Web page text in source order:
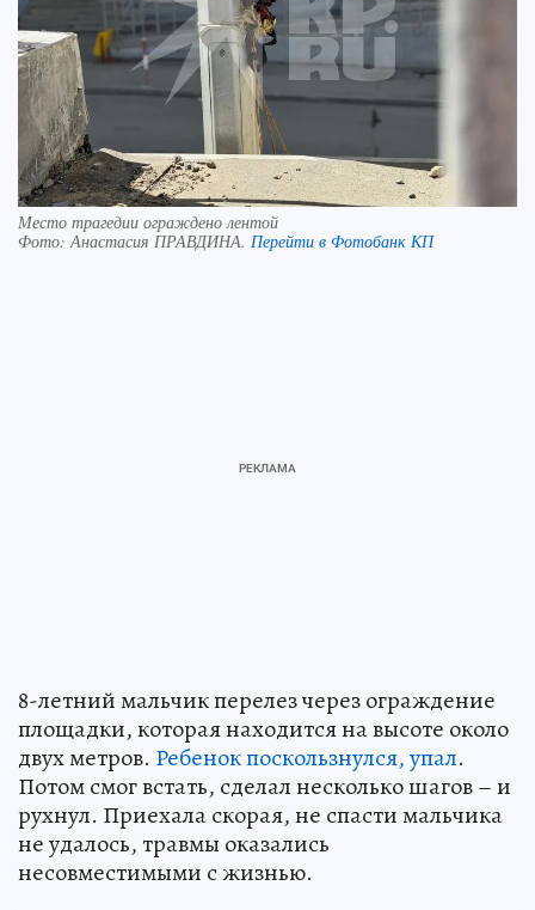
Место трагедии ограждено лентой
Фото:Анастасия ПРАВДИНА. Перейти в Фотобанк КП
8-летний мальчик перелез через ограждение
площадки, которая находится на высоте около
двух метров. Ребенок поскользнулся, упал.
Потом смог встать, сделал несколько шагов – и
рухнул. Приехала скорая, не спасти мальчика
не удалось, травмы оказались
несовместимыми с жизнью.